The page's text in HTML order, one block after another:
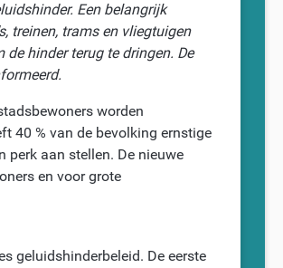
Een belangrijk
treinen, trams en vliegtuigen
hinder terug te dringen. De
worden
40 % van de bevolking ernstige
perk aan stellen. De nieuwe
en voor grote
geluidshinderbeleid. De eerste